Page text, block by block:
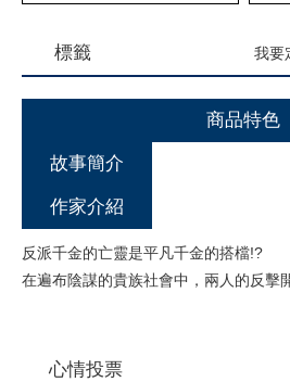
標籤 我要
商品特色
故事簡介
作家介紹
反派千金的亡靈是平凡千金的搭檔!?
在遍布陰謀的貴族社會中，兩人的反擊
心情投票